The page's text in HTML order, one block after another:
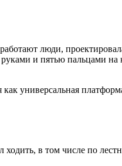
люди,
и пятью пальцами
универсальная
в том числе по